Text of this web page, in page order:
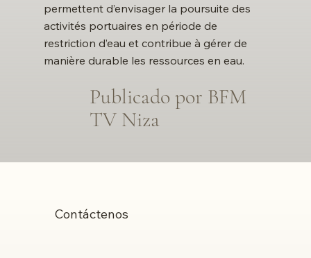
permettent d’envisager la poursuite des
activités portuaires en période de
restriction d’eau et contribue à gérer de
manière durable les ressources en eau.
Publicado por BFM
TV Niza
Contáctenos